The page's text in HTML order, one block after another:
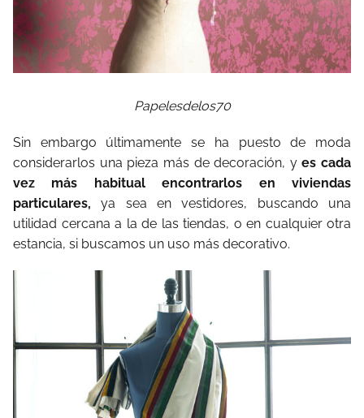
Papelesdelos70
Sin embargo últimamente se ha puesto de moda
considerarlos una pieza más de decoración, yes cada
vez más habitual encontrarlos en viviendas
particulares, ya sea en vestidores, buscando una
utilidad cercana a la de las tiendas, o en cualquier otra
estancia, si buscamos un uso más decorativo.